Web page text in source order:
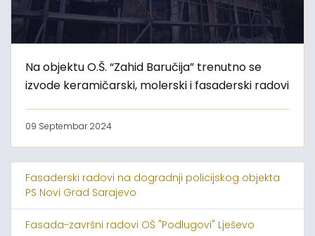
Na objektu O.Š. “Zahid Baručija” trenutno se
izvode keramičarski, molerski i fasaderski radovi
09 Septembar 2024
Fasaderski radovi na dogradnji policijskog objekta
PS Novi Grad Sarajevo
Fasada-završni radovi OŠ "Podlugovi" Lješevo